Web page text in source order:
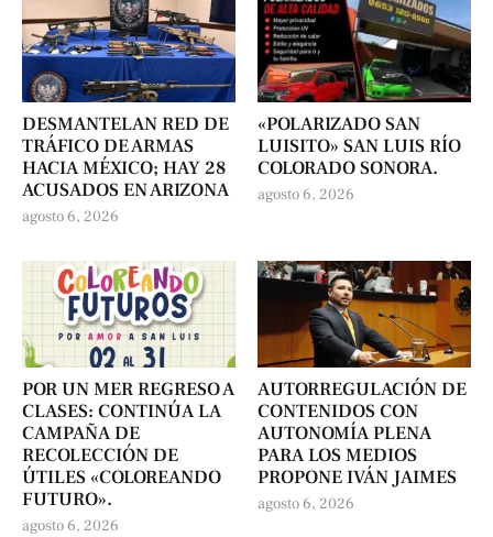
DESMANTELAN RED DE
TRÁFICO DE ARMAS
HACIA MÉXICO; HAY 28
ACUSADOS EN ARIZONA
agosto 6, 2026
«POLARIZADO SAN
LUISITO» SAN LUIS RÍO
COLORADO SONORA.
agosto 6, 2026
POR UN MER REGRESO A
CLASES: CONTINÚA LA
CAMPAÑA DE
RECOLECCIÓN DE
ÚTILES «COLOREANDO
FUTURO».
agosto 6, 2026
AUTORREGULACIÓN DE
CONTENIDOS CON
AUTONOMÍA PLENA
PARA LOS MEDIOS
PROPONE IVÁN JAIMES
agosto 6, 2026